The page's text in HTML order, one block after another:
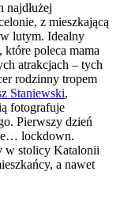
najdłużej
z mieszkającą
lutym. Idealny
które poleca mama
atrakcjach – tych
rodzinny tropem
Staniewski,
fotografuje
Pierwszy dzień
lockdown.
w stolicy Katalonii
a nawet